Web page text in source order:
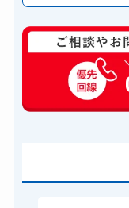
玄関カギ修
玄関カギ交
車カギ開け
スーツケースカ